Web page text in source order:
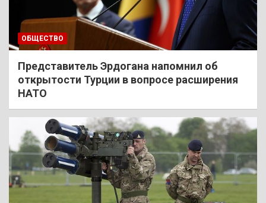
ОБЩЕСТВО
Представитель Эрдогана напомнил об
открытости Турции в вопросе расширения
НАТО